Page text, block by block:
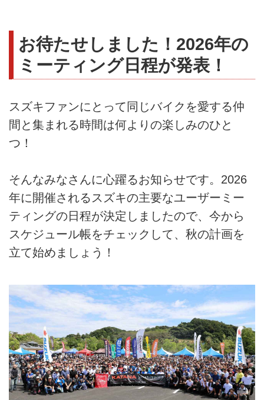
お待たせしました！2026年の
ミーティング日程が発表！
スズキファンにとって同じバイクを愛する仲
間と集まれる時間は何よりの楽しみのひと
つ！
そんなみなさんに心躍るお知らせです。2026
年に開催されるスズキの主要なユーザーミー
ティングの日程が決定しましたので、今から
スケジュール帳をチェックして、秋の計画を
立て始めましょう！